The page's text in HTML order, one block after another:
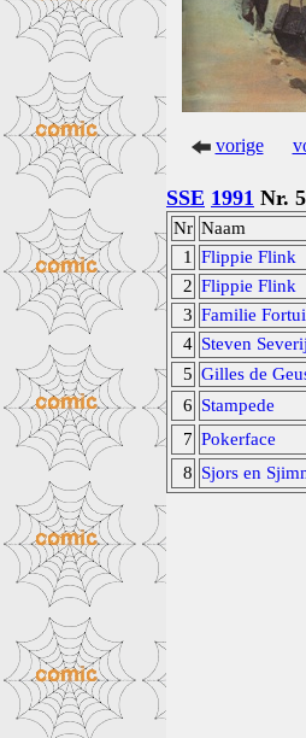
vorige
SSE 1991 Nr.
Nr Naam
1
Flippie Flink
2 Flippie Flink
3 Familie
4 Steven
5 Gilles de
6 Stampede
7 Pokerface
8 Sjors en